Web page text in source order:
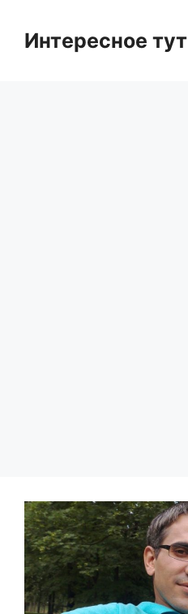
contentИнтересное тут